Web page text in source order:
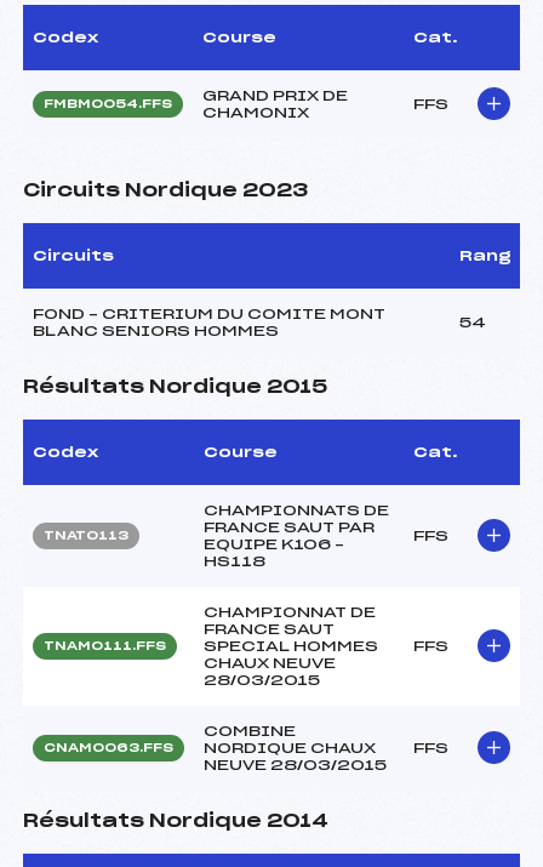
Codex Course Cat.
FMBM0054.FFS
GRAND PRIX DE
CHAMONIX
FFS
Circuits Nordique 2023
Circuits Rang
FOND – CRITERIUM DU COMITE MONT
BLANC SENIORS HOMMES
54
Résultats Nordique 2015
Codex Course Cat.
TNAT0113
CHAMPIONNATS DE
FRANCE SAUT PAR
EQUIPE K106 –
HS118
FFS
TNAM0111.FFS
CHAMPIONNAT DE
FRANCE SAUT
SPECIAL HOMMES
CHAUX NEUVE
28/03/2015
FFS
CNAM0063.FFS
COMBINE
NORDIQUE CHAUX
NEUVE 28/03/2015
FFS
Résultats Nordique 2014